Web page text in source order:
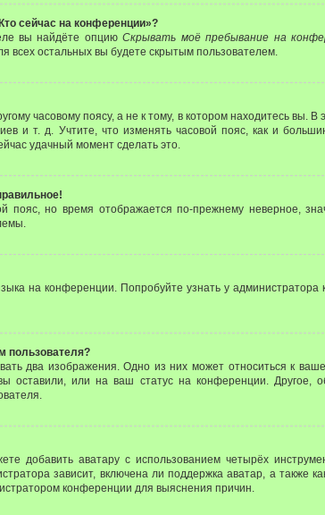
сейчас на конференции»?
вы найдёте опциюСкрывать моё пребывание на
всех остальных вы будете скрытым пользователем.
часовому поясу, а не к тому, в котором находитесь вы. В
и т. д. Учтите, что изменять часовой пояс, как и
удачный момент сделать это.
пояс, но время отображается по-прежнему неверное,
на конференции. Попробуйте узнать у
пользователя?
два изображения. Одно из них может относиться к
оставили, или на ваш статус на конференции. Другое,
добавить аватару с использованием четырёх
зависит, включена ли поддержка аватар, а также
конференции для выяснения причин.